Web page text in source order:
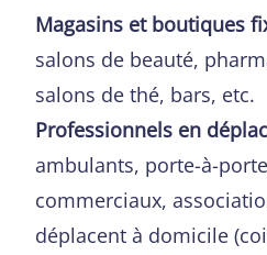
Magasins et boutiques
salons de beauté,
salons de thé, bars, etc.
Professionnels en
ambulants, porte-à-
commerciaux,
déplacent à domicile